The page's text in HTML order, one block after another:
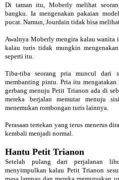
Di taman itu, Moberly melihat
bangku. Ia mengenakan pakaian
pucat. Namun, Jourdain tidak bisa
Awalnya Moberly mengira kalau wanita
kalau turis tidak mungkin
seperti itu.
Tiba-tiba seorang pria muncul dari
membanting pintu. Pria itu
gerbang menuju Petit Trianon ada di
mereka berjalan memutar menuju
menemukan rombongan turis lainnya.
Perasaan tertekan yang terus menerus
kembali menjadi normal.
Hantu Petit Trianon
Setelah pulang dari perjalanan
menyimpulkan kalau Petit Trianon